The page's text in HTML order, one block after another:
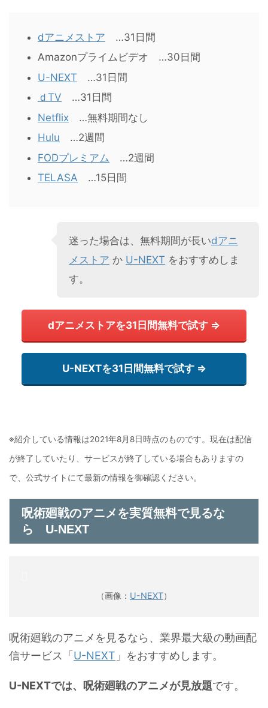
dアニメストア …31日間
Amazonプライムビデオ …30日間
U-NEXT …31日間
ｄTV …31日間
Netflix …無料期間なし
Hulu …2週間
FODプレミアム …2週間
TELASA …15日間
迷った場合は、無料期間が長いdアニ
メストア か U-NEXT をおすすめしま
す。
dアニメストアを31日間無料で試す ⇒
U-NEXTを31日間無料で試す ⇒
※紹介している情報は2021年8月8日時点のものです。現在は配信
が終了していたり、サービスが終了している場合もありますの
で、公式サイトにて最新の情報を御確認ください。
呪術廻戦のアニメを実質無料で見るな
ら U-NEXT
（画像： U-NEXT）
呪術廻戦のアニメを見るなら、業界最大級の動画配
信サービス「 U-NEXT 」をおすすめします。
U-NEXTでは、呪術廻戦のアニメが見放題です。